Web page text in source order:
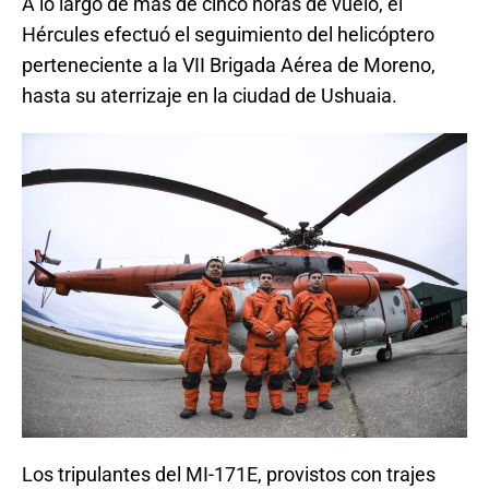
Hércules efectuó el seguimiento del helicóptero
perteneciente a la VII Brigada Aérea de Moreno,
hasta su aterrizaje en la ciudad de Ushuaia.
Los tripulantes del MI-171E, provistos con trajes